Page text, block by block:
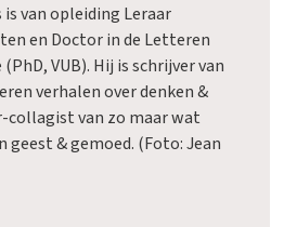
is van opleiding Leraar
en Doctor in de Letteren
VUB). Hij is schrijver van
verhalen over denken &
collagist van zo maar wat
geest & gemoed. (Foto: Jean